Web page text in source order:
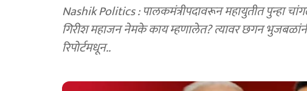
Nashik Politics : पालकमंत्रीपदावरून महायुतीत पुन्हा
गिरीश महाजन नेमके काय म्हणालेत? त्यावर छगन
रिपोर्टमधून..